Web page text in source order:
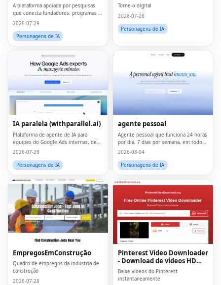
A plataforma apoiada por pesquisas
que conecta fundadores, programas e
capital.
2026-07-29
Personagens de IA
Torne-o digital
2026-07-28
Personagens de IA
IA paralela (withparallel.ai)
Plataforma de agente de IA para
equipes do Google Ads internas, de
crescimento, agências e mídia paga.
2026-07-29
Personagens de IA
agente pessoal
Agente pessoal que funciona 24 horas
por dia, 7 dias por semana, em todos
os dispositivos
2026-08-04
Personagens de IA
EmpregosEmConstrução
Quadro de empregos da indústria de
construção
2026-07-28
Pinterest Video Downloader
- Download de vídeos HD
online
Baixe vídeos do Pinterest
instantaneamente